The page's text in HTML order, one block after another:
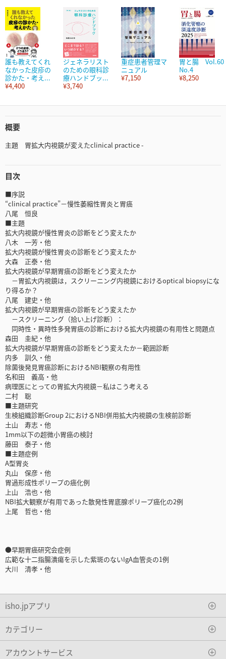
誰も教えてくれ
なかった皮疹の
診かた・考え...
¥4,400
ジェネラリスト
のための眼科診
療ハンドブッ...
¥3,740
重症患者管理マ
ニュアル
¥7,150
胃と腸 Vol.60
No.4
¥8,250
概要
主題 胃拡大内視鏡が変えたclinical practice -
目次
■序説
“clinical practice”－慢性萎縮性胃炎と胃癌
八尾 恒良
■主題
拡大内視鏡が慢性胃炎の診断をどう変えたか
八木 一芳・他
拡大内視鏡が慢性胃炎の診断をどう変えたか
大森 正泰・他
拡大内視鏡が早期胃癌の診断をどう変えたか
－胃拡大内視鏡は，スクリーニング内視鏡におけるoptical biopsyにな
り得るか？
八尾 建史・他
拡大内視鏡が早期胃癌の診断をどう変えたか
－スクリーニング（拾い上げ診断）：
同時性・異時性多発胃癌の診断における拡大内視鏡の有用性と問題点
森田 圭紀・他
拡大内視鏡が早期胃癌の診断をどう変えたか－範囲診断
内多 訓久・他
除菌後発見胃癌診断におけるNBI観察の有用性
名和田 義高・他
病理医にとっての胃拡大内視鏡－私はこう考える
二村 聡
■主題研究
生検組織診断Group 2におけるNBI併用拡大内視鏡の生検前診断
土山 寿志・他
1mm以下の超微小胃癌の検討
藤田 泰子・他
■主題症例
A型胃炎
丸山 保彦・他
胃過形成性ポリープの癌化例
上山 浩也・他
NBI拡大観察が有用であった散発性胃底腺ポリープ癌化の2例
上尾 哲也・他
●早期胃癌研究会症例
広範な十二指腸潰瘍を示した紫斑のないIgA血管炎の1例
大川 清孝・他
isho.jpアプリ
カテゴリー
アカウントサービス